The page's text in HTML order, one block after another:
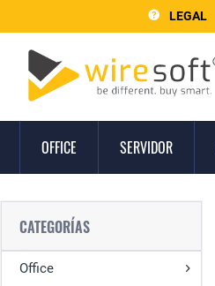
LEGAL
OFFICE SERVIDOR
CATEGORÍAS
Office